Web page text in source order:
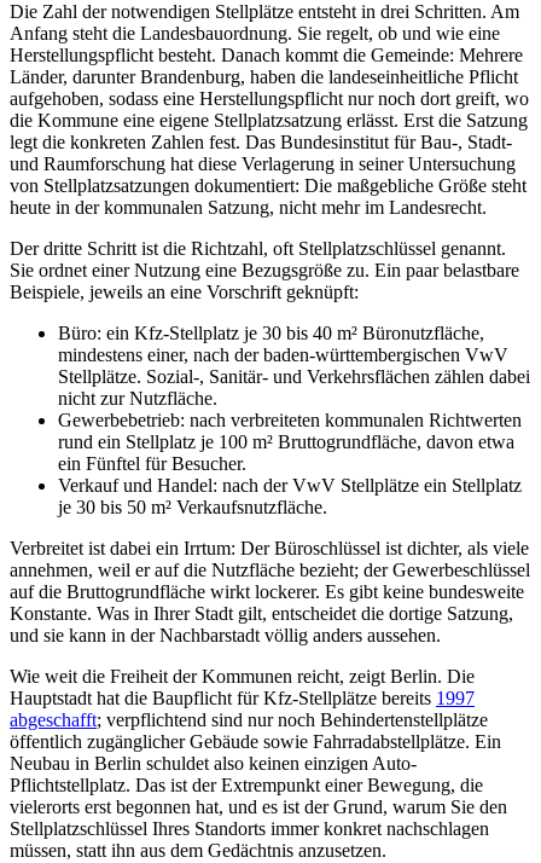
Die Zahl der notwendigen Stellplätze entsteht in drei Schritten. Am
Anfang steht die Landesbauordnung. Sie regelt, ob und wie eine
Herstellungspflicht besteht. Danach kommt die Gemeinde: Mehrere
Länder, darunter Brandenburg, haben die landeseinheitliche Pflicht
aufgehoben, sodass eine Herstellungspflicht nur noch dort greift, wo
die Kommune eine eigene Stellplatzsatzung erlässt. Erst die Satzung
legt die konkreten Zahlen fest. Das Bundesinstitut für Bau-, Stadt-
und Raumforschung hat diese Verlagerung in seiner Untersuchung
von Stellplatzsatzungen dokumentiert: Die maßgebliche Größe steht
heute in der kommunalen Satzung, nicht mehr im Landesrecht.
Der dritte Schritt ist die Richtzahl, oft Stellplatzschlüssel genannt.
Sie ordnet einer Nutzung eine Bezugsgröße zu. Ein paar belastbare
Beispiele, jeweils an eine Vorschrift geknüpft:
Büro: ein Kfz-Stellplatz je 30 bis 40 m² Büronutzfläche,
mindestens einer, nach der baden-württembergischen VwV
Stellplätze. Sozial-, Sanitär- und Verkehrsflächen zählen dabei
nicht zur Nutzfläche.
Gewerbebetrieb: nach verbreiteten kommunalen Richtwerten
rund ein Stellplatz je 100 m² Bruttogrundfläche, davon etwa
ein Fünftel für Besucher.
Verkauf und Handel: nach der VwV Stellplätze ein Stellplatz
je 30 bis 50 m² Verkaufsnutzfläche.
Verbreitet ist dabei ein Irrtum: Der Büroschlüssel ist dichter, als viele
annehmen, weil er auf die Nutzfläche bezieht; der Gewerbeschlüssel
auf die Bruttogrundfläche wirkt lockerer. Es gibt keine bundesweite
Konstante. Was in Ihrer Stadt gilt, entscheidet die dortige Satzung,
und sie kann in der Nachbarstadt völlig anders aussehen.
Wie weit die Freiheit der Kommunen reicht, zeigt Berlin. Die
Hauptstadt hat die Baupflicht für Kfz-Stellplätze bereits 1997
abgeschafft; verpflichtend sind nur noch Behindertenstellplätze
öffentlich zugänglicher Gebäude sowie Fahrradabstellplätze. Ein
Neubau in Berlin schuldet also keinen einzigen Auto-
Pflichtstellplatz. Das ist der Extrempunkt einer Bewegung, die
vielerorts erst begonnen hat, und es ist der Grund, warum Sie den
Stellplatzschlüssel Ihres Standorts immer konkret nachschlagen
müssen, statt ihn aus dem Gedächtnis anzusetzen.